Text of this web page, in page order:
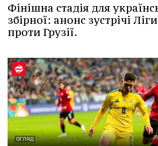
Фінішна стадія для
збірної: анонс зустрічі
проти Грузії.